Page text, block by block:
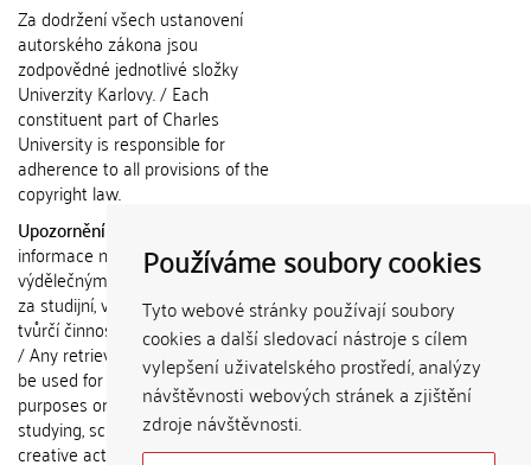
Používáme soubory cookies
Tyto webové stránky používají soubory
cookies a další sledovací nástroje s cílem
vylepšení uživatelského prostředí, analýzy
návštěvnosti webových stránek a zjištění
zdroje návštěvnosti.
Za dodržení všech ustanovení
autorského zákona jsou
zodpovědné jednotlivé složky
Univerzity Karlovy. / Each
constituent part of Charles
University is responsible for
adherence to all provisions of the
copyright law.
Upozornění / Notice:
informace nemohou být použity k
výdělečným účelům nebo vydávány
za studijní, vědeckou nebo jinou
tvůrčí činnost jiné osoby než autora.
/ Any retrieved information shall not
be used for any commercial
purposes or claimed as results of
studying, scientific or any other
creative activities of any person